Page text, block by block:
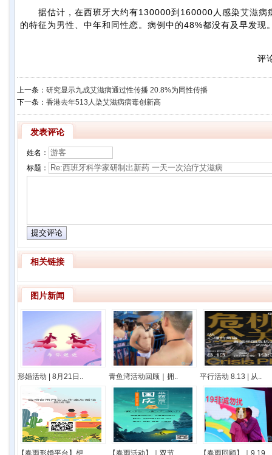
据估计，在西班牙大约有130000到160000人感染艾滋病
的特征为男性 、中年和同性恋。病例中的48%都没有及早发现
评
上一条： 研究显示九成艾滋病通过性传播 20.8%为同性传播
下一条： 香港去年513人染艾滋病病毒创新高
发表评论
姓名：
标题：
相关链接
图片新闻
形婚活动 | 8月21日.. 青鱼湾活动回顾｜拥.. 平行活动 8.13 | 从..
【春雨形婚平台】想.. 【春雨活动】｜双节.. 【春雨回顾】｜9.19..